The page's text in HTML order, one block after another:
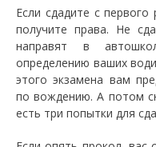
Если сдадите с
получите права. Не
направят в
определению ваших
этого экзамена вам
по вождению. А потом
есть три попытки для